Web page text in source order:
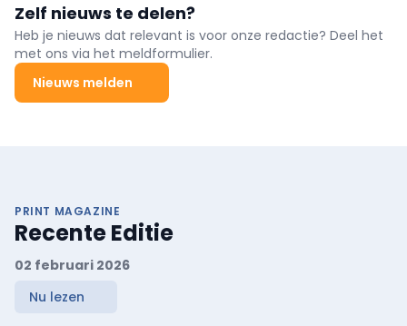
Zelf nieuws te delen?
Heb je nieuws dat relevant is voor onze redactie? Deel het
met ons via het meldformulier.
Nieuws melden
PRINT MAGAZINE
Recente Editie
02 februari 2026
Nu lezen